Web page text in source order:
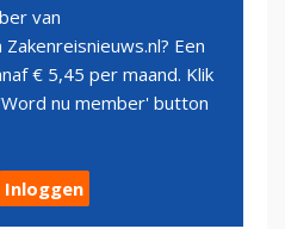
van
Een
€ 5,45 per maand. Klik
nu member' button
Inloggen